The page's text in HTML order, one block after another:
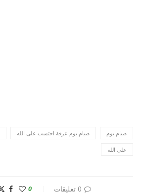
صيام يوم صيام يوم عرفة احتسب على الله
على الله
0 تعليقات 0